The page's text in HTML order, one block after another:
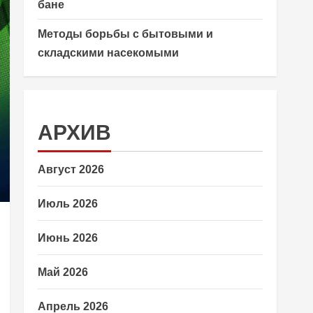
бане
Методы борьбы с бытовыми и
складскими насекомыми
АРХИВ
Август 2026
Июль 2026
Июнь 2026
Май 2026
Апрель 2026